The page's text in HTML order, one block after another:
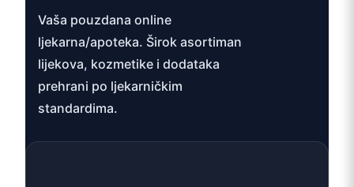
Vaša pouzdana online
ljekarna/apoteka. Širok asortiman
lijekova, kozmetike i dodataka
prehrani po ljekarničkim
standardima.